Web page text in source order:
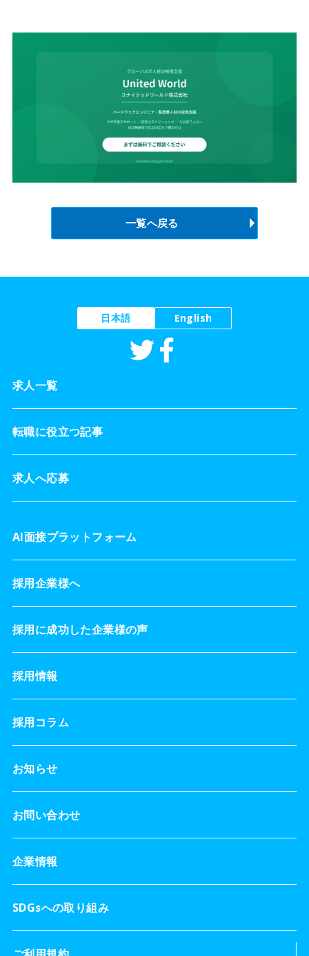
一覧へ戻る
日本語 English
求人一覧
転職に役立つ記事
求人へ応募
AI面接プラットフォーム
採用企業様へ
採用に成功した企業様の声
採用情報
採用コラム
お知らせ
お問い合わせ
企業情報
SDGsへの取り組み